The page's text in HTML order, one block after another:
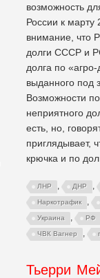
возможность
России к
внимание, что
долги СССР и
долга по
выданного под
Возможности
неприятного
есть, но,
приглядывает,
крючка и по
ЛНР , ДНР ,
Наркотрафик ,
Украина , РФ
ЧВК Вагнер ,
Тьерри